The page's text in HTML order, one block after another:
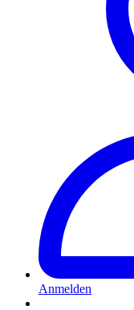
Anmelden